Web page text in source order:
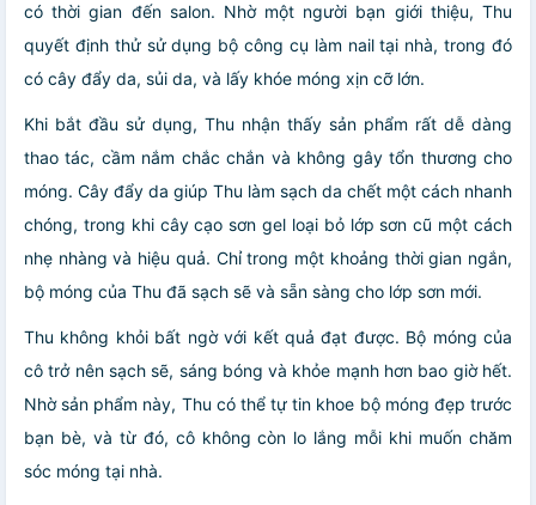
có thời gian đến salon. Nhờ một người bạn giới thiệu, Thu
quyết định thử sử dụng bộ công cụ làm nail tại nhà, trong đó
có cây đẩy da, sủi da, và lấy khóe móng xịn cỡ lớn.
Khi bắt đầu sử dụng, Thu nhận thấy sản phẩm rất dễ dàng
thao tác, cầm nắm chắc chắn và không gây tổn thương cho
móng. Cây đẩy da giúp Thu làm sạch da chết một cách nhanh
chóng, trong khi cây cạo sơn gel loại bỏ lớp sơn cũ một cách
nhẹ nhàng và hiệu quả. Chỉ trong một khoảng thời gian ngắn,
bộ móng của Thu đã sạch sẽ và sẵn sàng cho lớp sơn mới.
Thu không khỏi bất ngờ với kết quả đạt được. Bộ móng của
cô trở nên sạch sẽ, sáng bóng và khỏe mạnh hơn bao giờ hết.
Nhờ sản phẩm này, Thu có thể tự tin khoe bộ móng đẹp trước
bạn bè, và từ đó, cô không còn lo lắng mỗi khi muốn chăm
sóc móng tại nhà.